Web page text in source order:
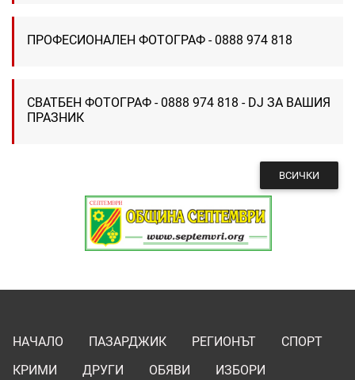
ПРОФЕСИОНАЛЕН ФОТОГРАФ - 0888 974 818
СВАТБЕН ФОТОГРАФ - 0888 974 818 - DJ ЗА ВАШИЯ
ПРАЗНИК
ВСИЧКИ
НАЧАЛО ПАЗАРДЖИК РЕГИОНЪТ
СПОРТ
КРИМИ
ДРУГИ ОБЯВИ
ИЗБОРИ